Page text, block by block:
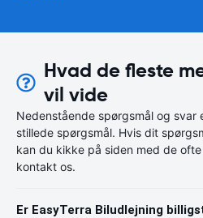
Hvad de fleste
vil vide
Nedenstående spørgsmål og
stillede spørgsmål. Hvis dit
kan du kikke på siden med de
kontakt os.
Er EasyTerra Biludlejning